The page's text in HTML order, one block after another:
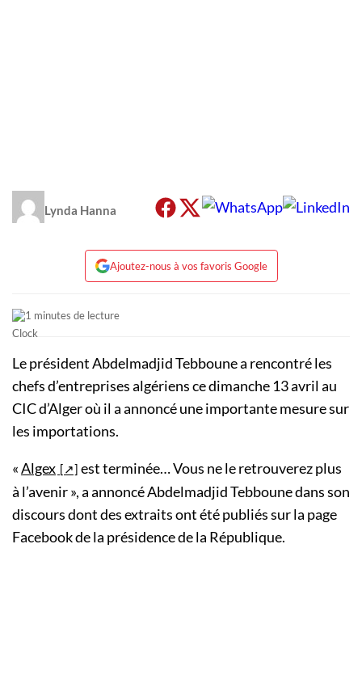
Lynda Hanna
Ajoutez-nous à vos favoris Google
1 minutes de lecture
Le président Abdelmadjid Tebboune a rencontré les
chefs d’entreprises algériens ce dimanche 13 avril au
CIC d’Alger où il a annoncé une importante mesure sur
les importations.
«Algex
est terminée… Vous ne le retrouverez plus
à l’avenir », a annoncé Abdelmadjid Tebboune dans son
discours dont des extraits ont été publiés sur la page
Facebook de la présidence de la République.